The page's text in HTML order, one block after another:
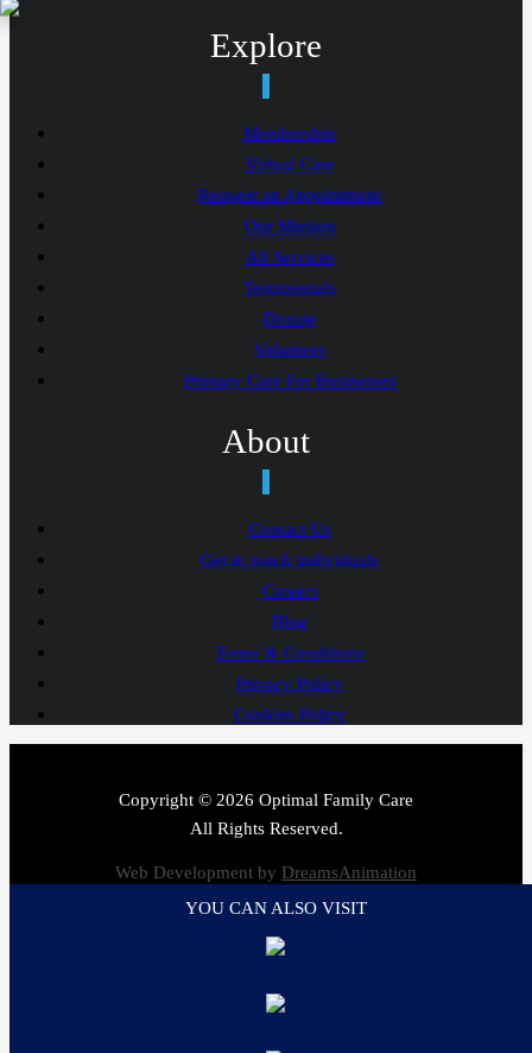
Explore
Membership
Virtual Care
Request an Appointment
Our Mission
All Services
Testimonials
Donate
Volunteer
Primary Care For Businesses
About
Contact Us
Get in touch individuals
Careers
Blog
Terms & Conditions
Privacy Policy
Cookies Policy
Copyright © 2026 Optimal Family Care
All Rights Reserved.
Web Development by DreamsAnimation
YOU CAN ALSO VISIT